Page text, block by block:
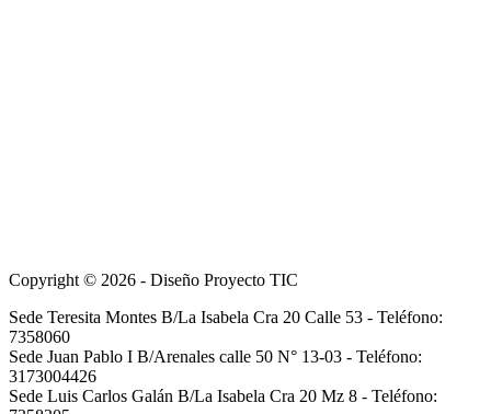
Copyright © 2026 - Diseño Proyecto TIC
Sede Teresita Montes B/La Isabela Cra 20 Calle 53 - Teléfono:
7358060
Sede Juan Pablo I B/Arenales calle 50 N° 13-03 - Teléfono:
3173004426
Sede Luis Carlos Galán B/La Isabela Cra 20 Mz 8 - Teléfono: